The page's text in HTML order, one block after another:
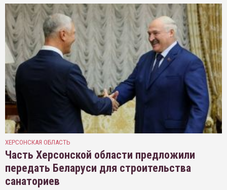
ХЕРСОНСКАЯ ОБЛАСТЬ
Часть Херсонской области предложили
передать Беларуси для строительства
санаториев